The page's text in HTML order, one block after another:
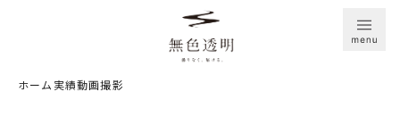
ホーム 実績動画撮影